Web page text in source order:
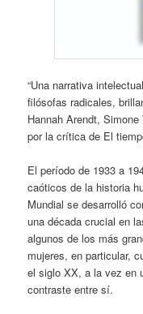
“Una narrativa
filósofas radicales,
Hannah Arendt,
por la crítica de El
El período de 1933 a
caóticos de la historia
Mundial se desarrolló
una década crucial en
algunos de los más
mujeres, en particular,
el siglo XX, a la vez en
contraste entre sí.